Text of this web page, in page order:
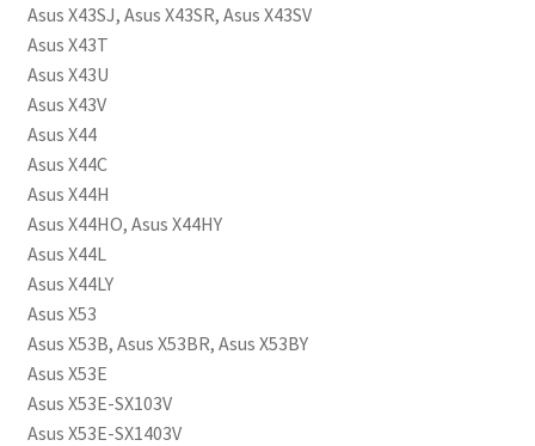
Asus X43SJ, Asus X43SR, Asus X43SV
Asus X43T
Asus X43U
Asus X43V
Asus X44
Asus X44C
Asus X44H
Asus X44HO, Asus X44HY
Asus X44L
Asus X44LY
Asus X53
Asus X53B, Asus X53BR, Asus X53BY
Asus X53E
Asus X53E-SX103V
Asus X53E-SX1403V